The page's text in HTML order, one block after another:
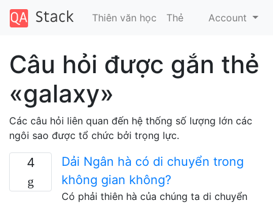
Thiên văn học Thẻ Account
Câu hỏi được gắn thẻ
«galaxy»
Các câu hỏi liên quan đến hệ thống số lượng lớn các
ngôi sao được tổ chức bởi trọng lực.
4
Dải Ngân hà có di chuyển trong
không gian không?
Có phải thiên hà của chúng ta di chuyển